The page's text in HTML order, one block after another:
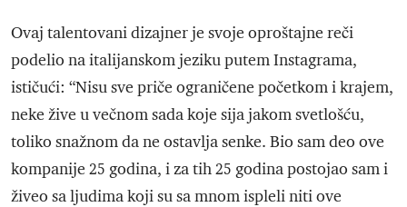
Ovaj talentovani dizajner je svoje oproštajne reči
podelio na italijanskom jeziku putem Instagrama,
ističući: “Nisu sve priče ograničene početkom i krajem,
neke žive u večnom sada koje sija jakom svetlošću,
toliko snažnom da ne ostavlja senke. Bio sam deo ove
kompanije 25 godina, i za tih 25 godina postojao sam i
živeo sa ljudima koji su sa mnom ispleli niti ove